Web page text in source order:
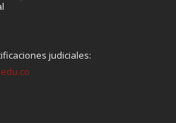
judiciales: